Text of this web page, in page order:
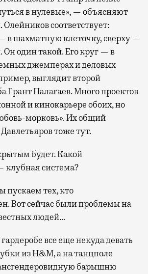
в нулевые», — объясняют
соответствует:
в шахматную клеточку, сверху —
Он один такой. Его круг — в
джемперах и деловых
выглядит второй
Грант Палагаев. Много проектов
и кинокарьере обоих, но
морковь». Их общий
тоже тут.
будет. Какой
клубная система?
пускаем тех, кто
Вот сейчас были проблемы на
людей…
все еще некуда девать
из H&M, а на танцполе
барышню